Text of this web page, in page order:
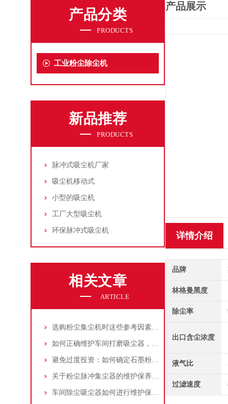
产品分类
PRODUCTS
工业粉尘除尘机
新品推荐
PRODUCTS
脉冲式吸尘机厂家
吸尘机移动式
小型的吸尘机
工厂大型吸尘机
环保脉冲式吸尘机
相关文章
ARTICLE
选购粉尘集尘机时这些参考因素很重要！
如何正确维护车间打磨吸尘器，延长使用寿命
避免过度投资：如何确定石墨粉尘除尘器的合理价格区间
关于粉尘脉冲集尘器的维护保养问题
车间除尘吸尘器如何进行维护保养？
产品展示
详情介绍
品牌
林格曼黑度
除尘率
出口含尘浓度
液气比
过滤速度